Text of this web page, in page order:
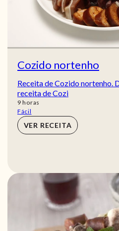
Cozido nortenho
Receita de Cozido nortenho.
receita de Cozi
9horas
horas
Fácil
VER RECEITA